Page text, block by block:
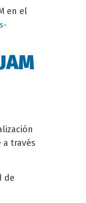
en el
través
de